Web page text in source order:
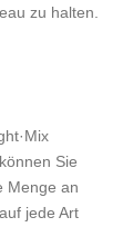
zu halten.
Sie
Menge an
jede Art